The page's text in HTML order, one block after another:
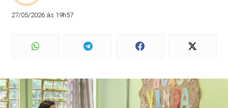
27/05/2026 às 19h57